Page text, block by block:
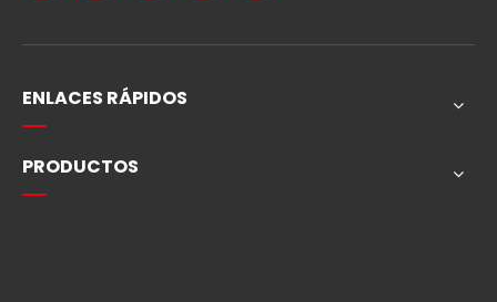
ENLACES RÁPIDOS
PRODUCTOS